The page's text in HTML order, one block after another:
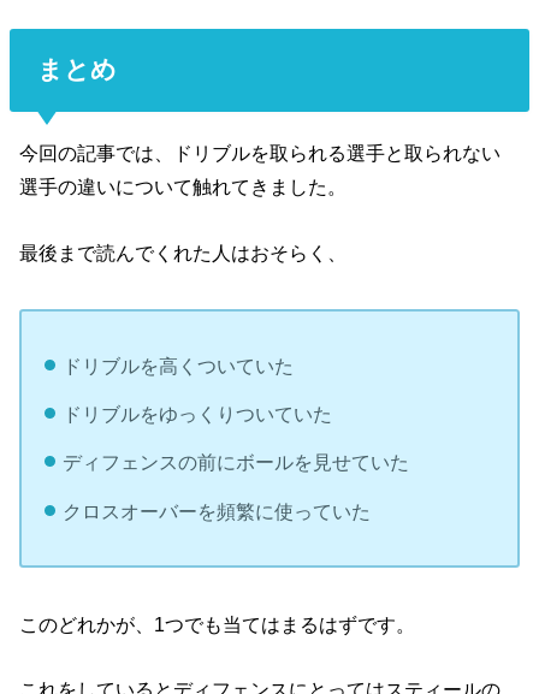
まとめ
今回の記事では、ドリブルを取られる選手と取られない
選手の違いについて触れてきました。
最後まで読んでくれた人はおそらく、
ドリブルを高くついていた
ドリブルをゆっくりついていた
ディフェンスの前にボールを見せていた
クロスオーバーを頻繁に使っていた
このどれかが、1つでも当てはまるはずです。
これをしているとディフェンスにとってはスティールの